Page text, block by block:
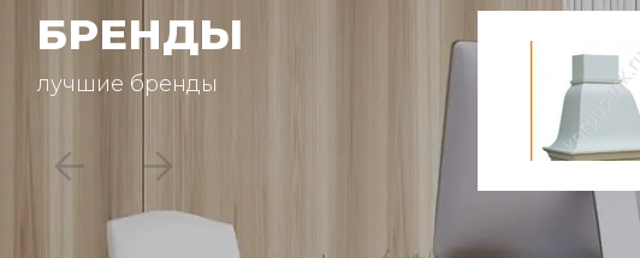
БРЕНДЫ
лучшие бренды